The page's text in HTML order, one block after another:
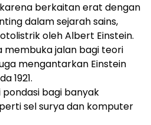
berkaitan erat dengan
dalam sejarah sains,
oleh Albert Einstein.
membuka jalan bagi teori
mengantarkan Einstein
1921.
bagi banyak
sel surya dan komputer